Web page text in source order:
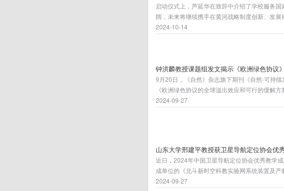
启动仪式上，芦延华在致辞中介绍了学校服务
阔，未来将继续携手在黄河战略制度创新、发
高质量发展再建新功、再创佳绩。
2024-10-14
钟洪麟教授课题组发文揭示《欧洲绿色协议
9月20日，《自然》杂志旗下期刊《自然-可持
《欧洲绿色协议的全球溢出效应和可行的缓解
options）的研究论文。钟洪麟教授为论文第一
2024-09-27
山东大学邢建平教授获卫星导航定位协会优
近日，2024年中国卫星导航定位协会优秀教学
成单位的《北斗新时空科教实验网系统装置及
定位协会优秀教学成果评定结果揭晓，由国家
2024-09-27